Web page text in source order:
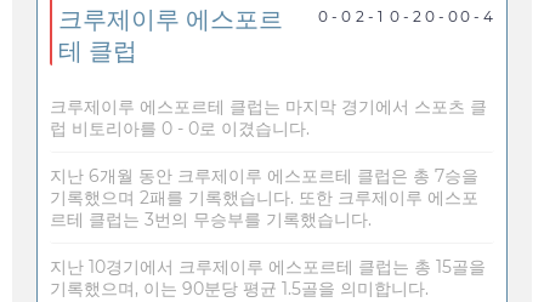
크루제이루 에스포르
테 클럽
0 - 0 2 - 1 0 - 2 0 - 00 - 4
크루제이루 에스포르테 클럽는 마지막 경기에서 스포츠 클
럽 비토리아를 0 - 0로 이겼습니다.
지난 6개월 동안 크루제이루 에스포르테 클럽은 총 7승을
기록했으며 2패를 기록했습니다. 또한 크루제이루 에스포
르테 클럽는 3번의 무승부를 기록했습니다.
지난 10경기에서 크루제이루 에스포르테 클럽는 총 15골을
기록했으며, 이는 90분당 평균 1.5골을 의미합니다.